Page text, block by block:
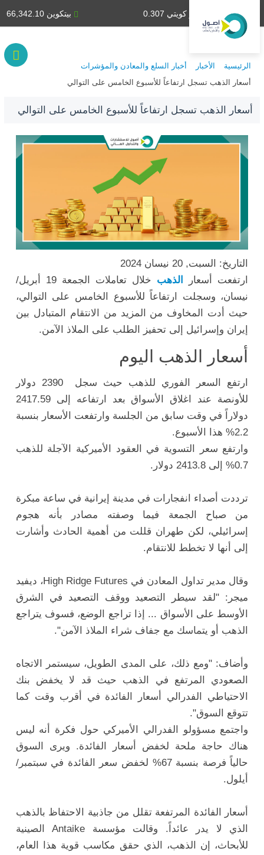
بيتكوين 66,342.10 دينار كويتي 0.307
الرئيسية الأخبار أخبار السلع والمعادن والمؤشرات
أسعار الذهب تسجل ارتفاعاً للأسبوع الخامس على التوالي
أسعار الذهب تسجل ارتفاعاً للأسبوع الخامس على التوالي
التاريخ: السبت, 20 نيسان 2024
ارتفعت أسعار
الذهب
خلال تعاملات الجمعة 19 أبريل/
نيسان، وسجلت ارتفاعاً للأسبوع الخامس على التوالي،
حيث أدت المخاوف من المزيد من الانتقام المتبادل بين
إيران وإسرائيل إلى تحفيز الطلب على الملاذ الآمن.
أسعار الذهب اليوم
ارتفع السعر الفوري للذهب حيث سجل 2390 دولار
للأونصة عند اغلاق الأسواق بعد ارتفاعه إلى 2417.59
دولاراً في وقت سابق من الجلسة وارتفعت الأسعار بنسبة
2.2% هذا الأسبوع.
وارتفع سعر التسوية في العقود الأميركية الآجلة للذهب
0.7% إلى 2413.8 دولار.
ترددت أصداء انفجارات في مدينة إيرانية في ساعة مبكرة
من صباح الجمعة فيما وصفته مصادر بأنه هجوم
إسرائيلي، لكن طهران قللت من أهمية الحادث وأشارت
إلى أنها لا تخطط للانتقام.
وقال مدير تداول المعادن في High Ridge Futures، ديفيد
ميجر: "لقد سيطر التصعيد ووقف التصعيد في الشرق
الأوسط على الأسواق ... إذا تراجع الوضع، فسوف يتراجع
الذهب أو يتماسك مع جفاف شراء الملاذ الآمن".
وأضاف: "ومع ذلك، على المدى الطويل، سيستمر الاتجاه
الصعودي المرتفع في الذهب حيث قد لا يخفض بنك
الاحتياطي الفدرالي أسعار الفائدة في أقرب وقت كما
تتوقع السوق".
واجتمع مسؤولو الفدرالي الأميركي حول فكرة أنه ليس
هناك حاجة ملحة لخفض أسعار الفائدة. ويرى السوق
حالياً فرصة بنسبة 67% لخفض سعر الفائدة في سبتمبر/
أيلول.
أسعار الفائدة المرتفعة تقلل من جاذبية الاحتفاظ بالذهب
الذي لا يدر عائداً. وقالت مؤسسة Antaike الصينية
للأبحاث، إن الذهب، الذي حقق مكاسب قوية هذا العام،